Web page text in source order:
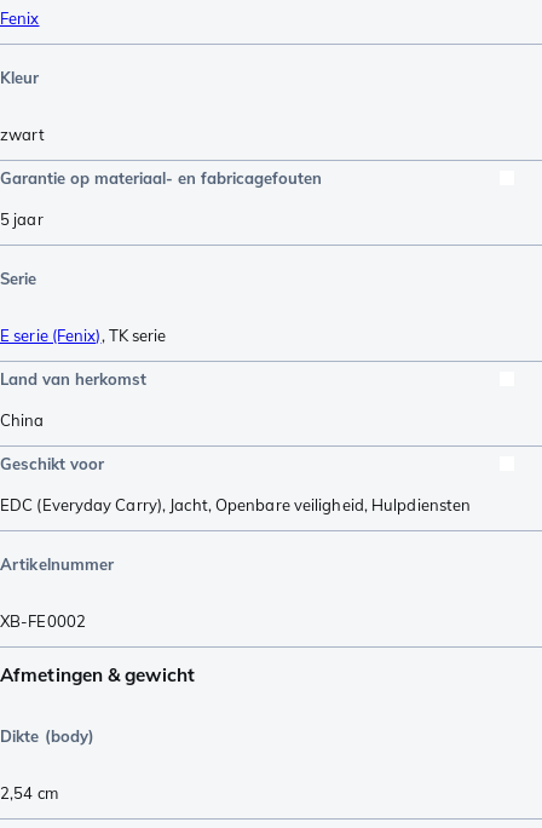
Fenix
Kleur
zwart
Garantie op materiaal- en fabricagefouten
5 jaar
Serie
E serie (Fenix), TK serie
Land van herkomst
China
Geschikt voor
EDC (Everyday Carry), Jacht, Openbare veiligheid, Hulpdiensten
Artikelnummer
XB-FE0002
Afmetingen & gewicht
Dikte (body)
2,54 cm